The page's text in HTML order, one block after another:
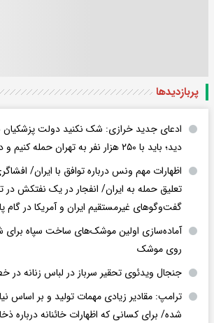
پربازدید‌ها
ادعای جدید خرازی: شک نکنید دولت پزشکیان
دید؛ باید با ۲۵۰ هزار نفر به تهران حمله کنیم و دولت را سرنگون کنیم!
اظهارات مهم ونس درباره توافق با ایران/
تعلیق حمله به ایران/ انفجار در یک نفتکش در
گفت‌وگوهای غیرمستقیم ایران و آمریکا در گام
آماده‌سازی اولین موشک‌های ساخت سپاه
روی موشک
جنجال ویدئوی تحقیر سرباز در لباس زنانه در
ترامپ: مقادیر زیادی مهمات تولید و بر اساس
شده/ برای کسانی که اظهارات خائنانه درباره